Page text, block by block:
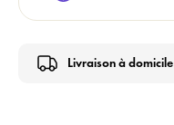
Livraison à